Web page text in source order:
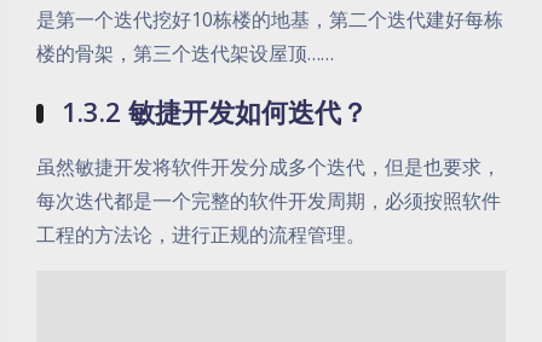
是第一个迭代挖好10栋楼的地基，第二个迭代建好每栋
楼的骨架，第三个迭代架设屋顶……
1.3.2 敏捷开发如何迭代？
虽然敏捷开发将软件开发分成多个迭代，但是也要求，
每次迭代都是一个完整的软件开发周期，必须按照软件
工程的方法论，进行正规的流程管理。